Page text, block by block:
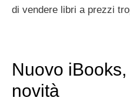
di vendere libri a prezzi
Nuovo
novità